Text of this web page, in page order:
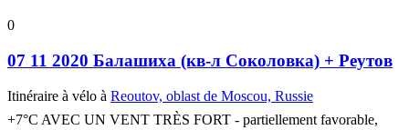
0
07 11 2020 Балашиха (кв-л Соколовка) + Реутов
Itinéraire à vélo à Reoutov, oblast de Moscou, Russie
+7°C AVEC UN VENT TRÈS FORT - partiellement favorable,